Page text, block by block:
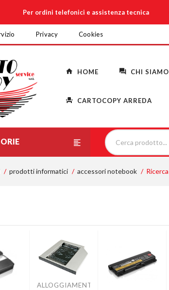
Per ordini telefonici e assistenza tecnica
Privacy Cookies
HOME CHI SIAMO
CARTOCOPY ARREDA
prodotti informatici accessori notebook Ricerca
ALLOGGIAMENTO